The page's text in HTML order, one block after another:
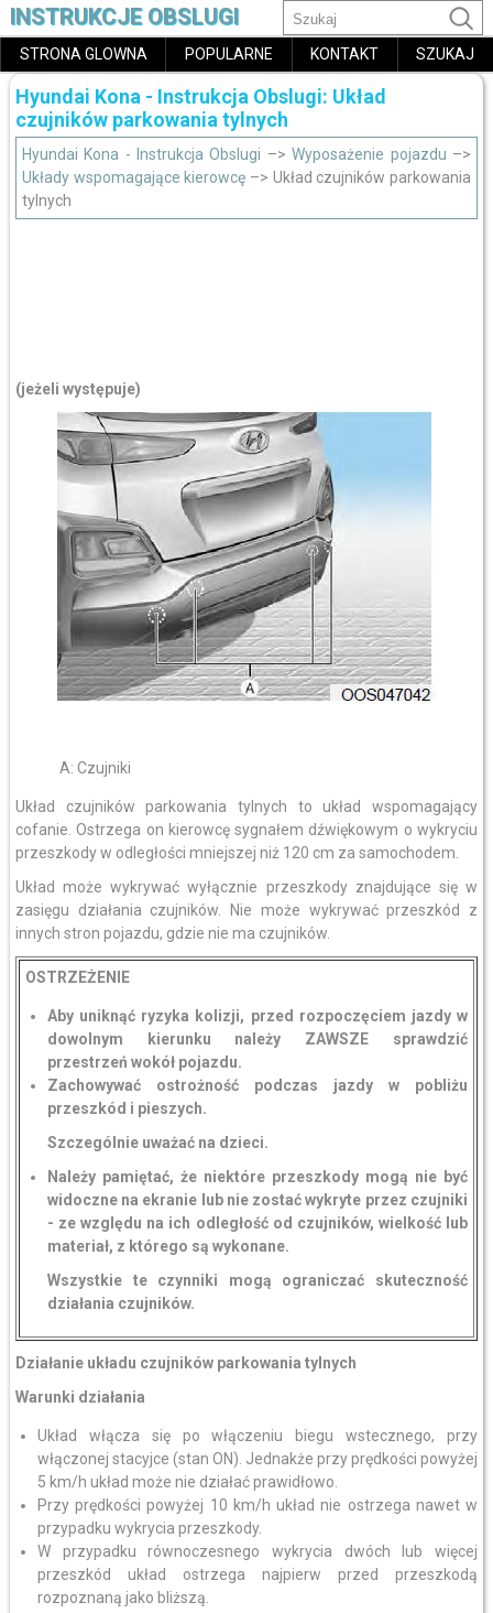
INSTRUKCJE OBSLUGI
STRONA GLOWNA POPULARNE KONTAKT SZUKAJ
Hyundai Kona - Instrukcja Obslugi: Układ
czujników parkowania tylnych
Hyundai Kona - Instrukcja Obslugi –>Wyposażenie pojazdu –>
Układy wspomagające kierowcę –> Układ czujników parkowania
tylnych
(jeżeli występuje)
A: Czujniki
Układ czujników parkowania tylnych to układ wspomagający
cofanie. Ostrzega on kierowcę sygnałem dźwiękowym o wykryciu
przeszkody w odległości mniejszej niż 120 cm za samochodem.
Układ może wykrywać wyłącznie przeszkody znajdujące się w
zasięgu działania czujników. Nie może wykrywać przeszkód z
innych stron pojazdu, gdzie nie ma czujników.
OSTRZEŻENIE
Aby uniknąć ryzyka kolizji, przed rozpoczęciem jazdy w
dowolnym kierunku należy ZAWSZE sprawdzić
przestrzeń wokół pojazdu.
Zachowywać ostrożność podczas jazdy w pobliżu
przeszkód i pieszych.
Szczególnie uważać na dzieci.
Należy pamiętać, że niektóre przeszkody mogą nie być
widoczne na ekranie lub nie zostać wykryte przez czujniki
- ze względu na ich odległość od czujników, wielkość lub
materiał, z którego są wykonane.
Wszystkie te czynniki mogą ograniczać skuteczność
działania czujników.
Działanie układu czujników parkowania tylnych
Warunki działania
Układ włącza się po włączeniu biegu wstecznego, przy
włączonej stacyjce (stan ON). Jednakże przy prędkości powyżej
5 km/h układ może nie działać prawidłowo.
Przy prędkości powyżej 10 km/h układ nie ostrzega nawet w
przypadku wykrycia przeszkody.
W przypadku równoczesnego wykrycia dwóch lub więcej
przeszkód układ ostrzega najpierw przed przeszkodą
rozpoznaną jako bliższą.